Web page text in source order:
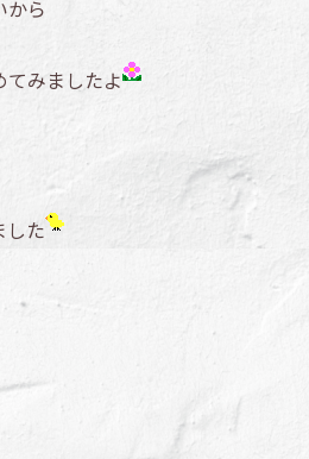
から
てみましたよ
した